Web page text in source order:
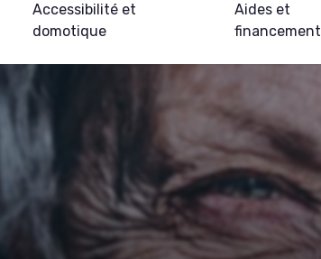
Accessibilité et
domotique
Aides et
financement